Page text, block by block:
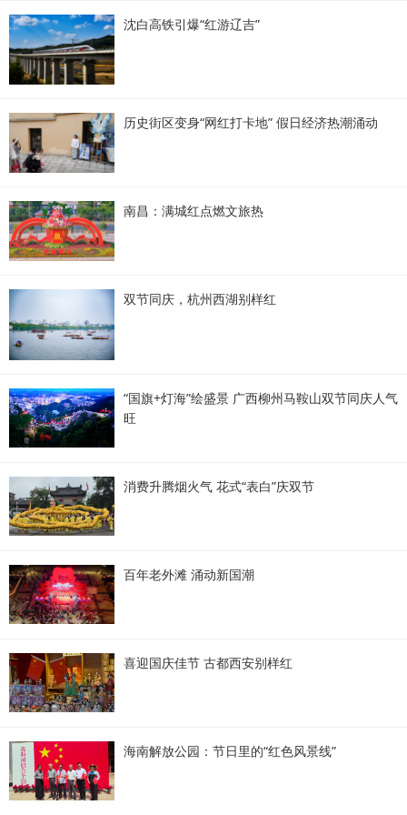
沈白高铁引爆“红游辽吉”
历史街区变身“网红打卡地” 假日经济热潮涌动
南昌：满城红点燃文旅热
双节同庆，杭州西湖别样红
“国旗+灯海”绘盛景 广西柳州马鞍山双节同庆人气
旺
消费升腾烟火气 花式“表白”庆双节
百年老外滩 涌动新国潮
喜迎国庆佳节 古都西安别样红
海南解放公园：节日里的“红色风景线”